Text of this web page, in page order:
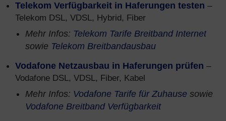
Telekom Verfügbarkeit in Haferungen testen –
Telekom DSL, VDSL, Hybrid, Fiber
Mehr Infos: Telekom Tarife Breitband Internet
sowie Telekom Breitbandausbau
Vodafone Netzausbau in Haferungen prüfen –
Vodafone DSL, VDSL, Fiber, Kabel
Mehr Infos: Vodafone Tarife für Zuhause sowie
Vodafone Breitband Verfügbarkeit